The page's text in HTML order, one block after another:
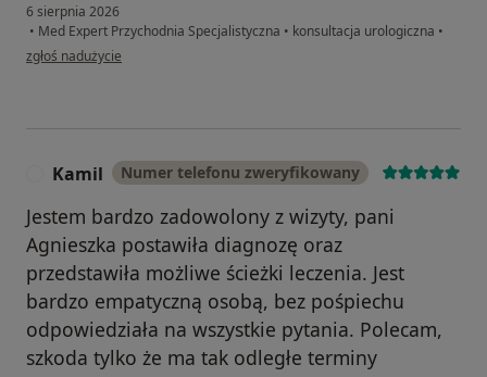
6 sierpnia 2026
• Med Expert Przychodnia Specjalistyczna • konsultacja urologiczna •
w opinii użytkownika M.W
zgłoś nadużycie
Kamil Numer telefonu zweryfikowany
Jestem bardzo zadowolony z wizyty, pani
Agnieszka postawiła diagnozę oraz
przedstawiła możliwe ścieżki leczenia. Jest
bardzo empatyczną osobą, bez pośpiechu
odpowiedziała na wszystkie pytania. Polecam,
szkoda tylko że ma tak odległe terminy